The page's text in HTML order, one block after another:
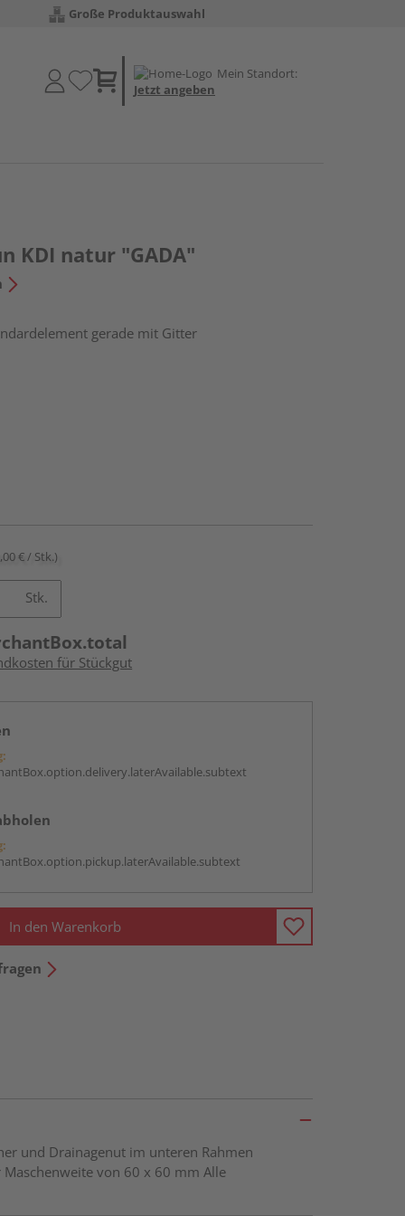
Große Produktauswahl
Mein Standort:
Jetzt angeben
KDI natur "GADA"
gerade mit Gitter
€ / Stk.)
Stk.
für Stückgut
In den Warenkorb
und Drainagenut im unteren Rahmen
von 60 x 60 mm Alle